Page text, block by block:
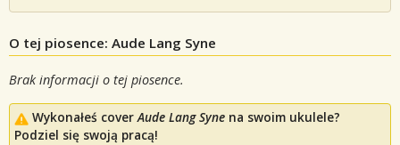
O tej piosence: Aude Lang Syne
Brak informacji o tej piosence.
Wykonałeś coverAude Lang Syne na swoim ukulele?
Podziel się swoją pracą!